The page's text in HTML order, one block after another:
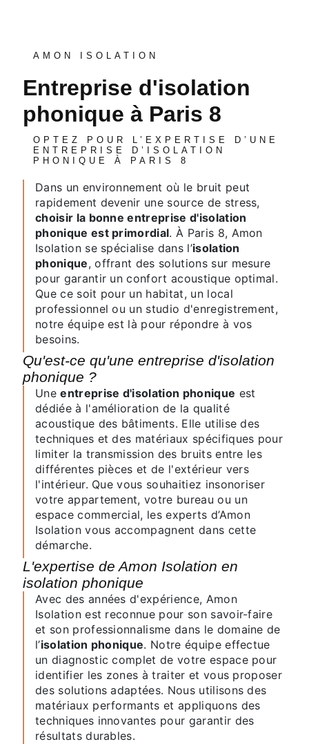
AMON ISOLATION
entreprise d'isolation
phonique à Paris 8
OPTEZ POUR L’EXPERTISE D’UNE
ENTREPRISE D’ISOLATION
PHONIQUE À PARIS 8
Dans un environnement où le bruit peut
rapidement devenir une source de stress,
choisir la bonne entreprise d'isolation
phonique est primordial. À Paris 8, Amon
Isolation se spécialise dans l’isolation
phonique, offrant des solutions sur mesure
pour garantir un confort acoustique optimal.
Que ce soit pour un habitat, un local
professionnel ou un studio d'enregistrement,
notre équipe est là pour répondre à vos
besoins.
Qu'est-ce qu'une entreprise d'isolation
phonique ?
Uneentreprise d'isolation phonique est
dédiée à l'amélioration de la qualité
acoustique des bâtiments. Elle utilise des
techniques et des matériaux spécifiques pour
limiter la transmission des bruits entre les
différentes pièces et de l'extérieur vers
l'intérieur. Que vous souhaitiez insonoriser
votre appartement, votre bureau ou un
espace commercial, les experts d’Amon
Isolation vous accompagnent dans cette
démarche.
L'expertise de Amon Isolation en
isolation phonique
Avec des années d'expérience, Amon
Isolation est reconnue pour son savoir-faire
et son professionnalisme dans le domaine de
l’isolation phonique. Notre équipe effectue
un diagnostic complet de votre espace pour
identifier les zones à traiter et vous proposer
des solutions adaptées. Nous utilisons des
matériaux performants et appliquons des
techniques innovantes pour garantir des
résultats durables.